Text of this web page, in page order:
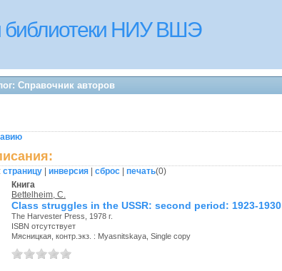
библиотеки НИУ ВШЭ
Справочник авторов
страницу инверсия сброс печать(0)
Книга
Bettelheim, C.
Class struggles in the USSR: second period: 1923-1930
The Harvester Press, 1978 г.
ISBN отсутствует
Мясницкая, контр.экз. : Myasnitskaya, Single copy